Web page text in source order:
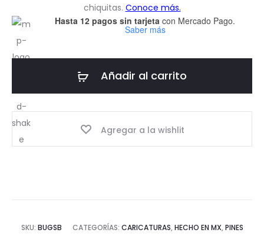
Hasta 12 pagos sin tarjeta con Mercado Pago.
Saber más
Añadir al carrito
Agregar a la wishlit
SKU: BUGSB CATEGORÍAS: CARICATURAS, HECHO EN MX, PINES